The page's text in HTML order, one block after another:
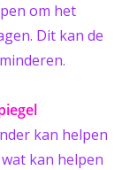
om het
Dit kan de
kan helpen
kan helpen